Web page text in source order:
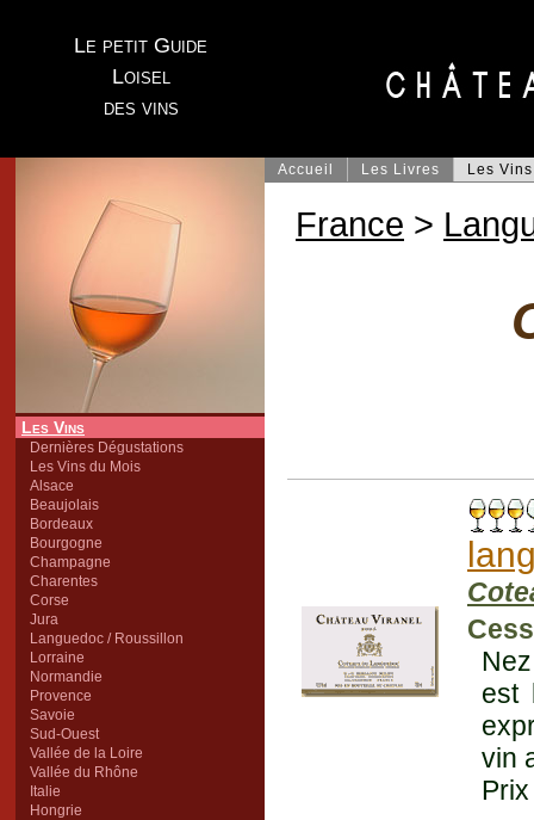
Le petit Guide
Loisel
des vins
Les Vins
Dernières Dégustations
Les Vins du Mois
Alsace
Beaujolais
Bordeaux
Bourgogne
Champagne
Charentes
Corse
Jura
Languedoc / Roussillon
Lorraine
Normandie
Provence
Savoie
Sud-Ouest
Vallée de la Loire
Vallée du Rhône
Italie
Hongrie
Accueil Les Livres Les Vins
France >
est
vin